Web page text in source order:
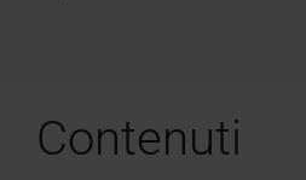
Contenuti